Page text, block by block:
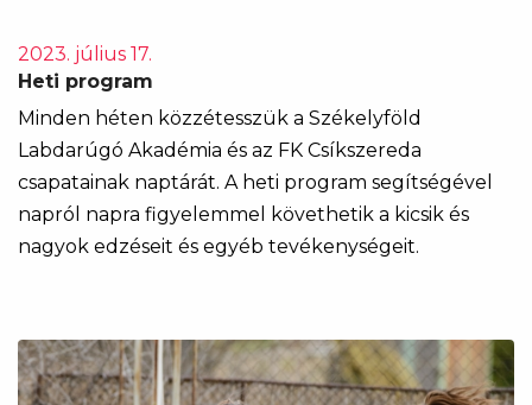
2023. július 17.
Heti program
Minden héten közzétesszük a Székelyföld
Labdarúgó Akadémia és az FK Csíkszereda
csapatainak naptárát. A heti program segítségével
napról napra figyelemmel követhetik a kicsik és
nagyok edzéseit és egyéb tevékenységeit.